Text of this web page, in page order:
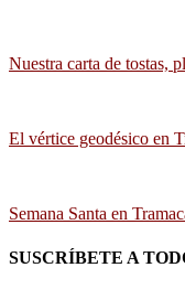
Nuestra carta de tostas,
El vértice geodésico en
Semana Santa en
SUSCRÍBETE A